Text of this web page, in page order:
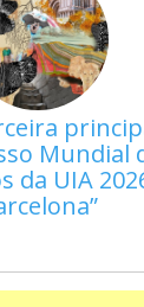
Mundial
da UIA